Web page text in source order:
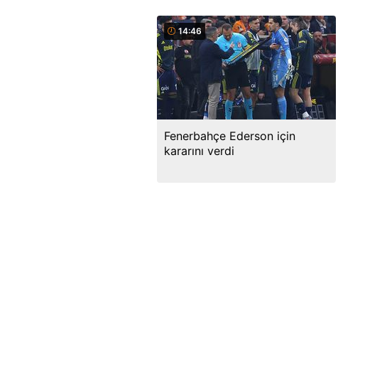
14:46
Fenerbahçe Ederson için
kararını verdi